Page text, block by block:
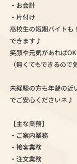
・お会計
・片付け
高校生の短期バイトも
できます♪
笑顔や元気があれば
（無くてもできるので
未経験の方も年齢の近
でご安心くださいネ♪
【主な業務】
・ご案内業務
・接客業務
・注文業務